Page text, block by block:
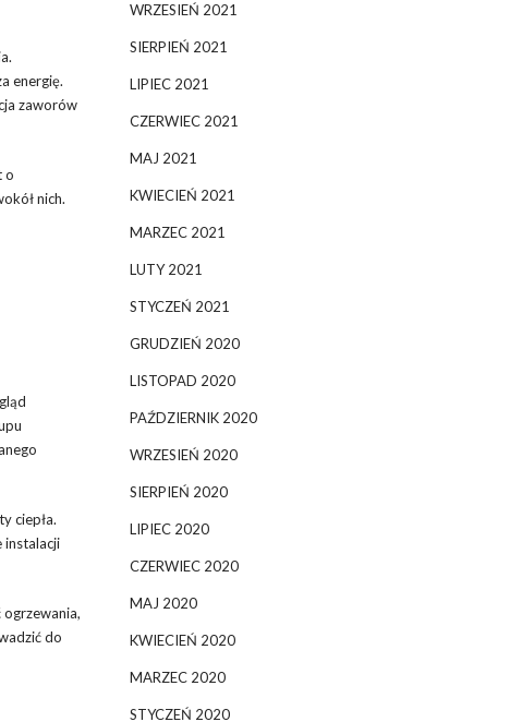
energię.
zaworów
o
nich.
ciepła.
instalacji
do
WRZESIEŃ 2021
SIERPIEŃ 2021
LIPIEC 2021
CZERWIEC 2021
MAJ 2021
KWIECIEŃ 2021
MARZEC 2021
LUTY 2021
STYCZEŃ 2021
GRUDZIEŃ 2020
LISTOPAD 2020
PAŹDZIERNIK 2020
WRZESIEŃ 2020
SIERPIEŃ 2020
LIPIEC 2020
CZERWIEC 2020
MAJ 2020
KWIECIEŃ 2020
MARZEC 2020
STYCZEŃ 2020